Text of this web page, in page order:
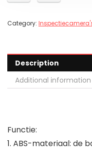
Category:
Description
Additional information
Functie:
1. ABS-materiaal: de